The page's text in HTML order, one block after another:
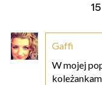
Gaffi
W mojej